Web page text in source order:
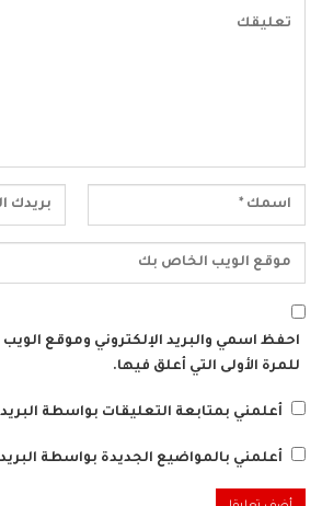
احفظ اسمي والبريد الإلكتروني وموقع
للمرة الأولى التي أعلق فيها.
أعلمني بمتابعة التعليقات بواسطة البريد
أعلمني بالمواضيع الجديدة بواسطة البريد